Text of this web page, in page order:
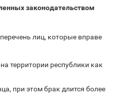
законодательством
лиц, которые вправе
территории республики как
при этом брак длится более